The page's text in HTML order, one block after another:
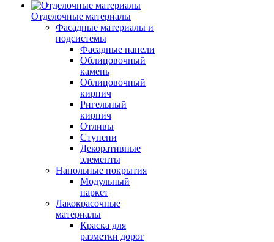
Отделочные материалы
Фасадные материалы и
подсистемы
Фасадные панели
Облицовочный
камень
Облицовочный
кирпич
Ригельный
кирпич
Отливы
Ступени
Декоративные
элементы
Напольные покрытия
Модульный
паркет
Лакокрасочные
материалы
Краска для
разметки дорог